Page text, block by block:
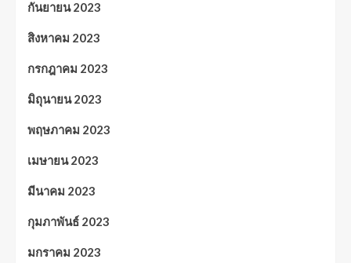
กันยายน 2023
สิงหาคม 2023
กรกฎาคม 2023
มิถุนายน 2023
พฤษภาคม 2023
เมษายน 2023
มีนาคม 2023
กุมภาพันธ์ 2023
มกราคม 2023